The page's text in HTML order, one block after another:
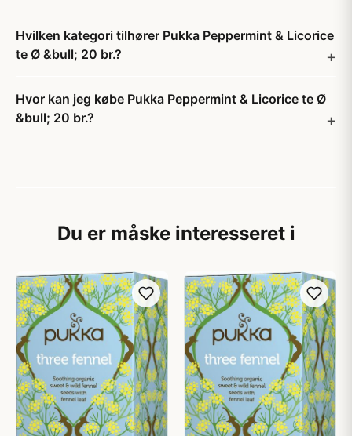
Hvilken kategori tilhører Pukka Peppermint & Licorice
te Ø &bull; 20 br.?
Hvor kan jeg købe Pukka Peppermint & Licorice te Ø
&bull; 20 br.?
Du er måske interesseret i